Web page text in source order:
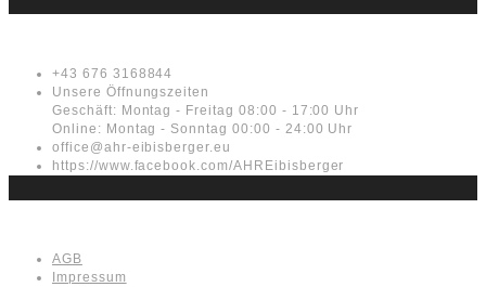
+43 676 3168844
Unsere Öffnungszeiten
Geschäft: Montag - Freitag 08:00 - 17:00 Uhr
Online: Montag - Sonntag 00:00 - 24:00 Uhr
office@ahr-eibisberger.eu
https://www.facebook.com/AHREibisberger
AGB
Impressum